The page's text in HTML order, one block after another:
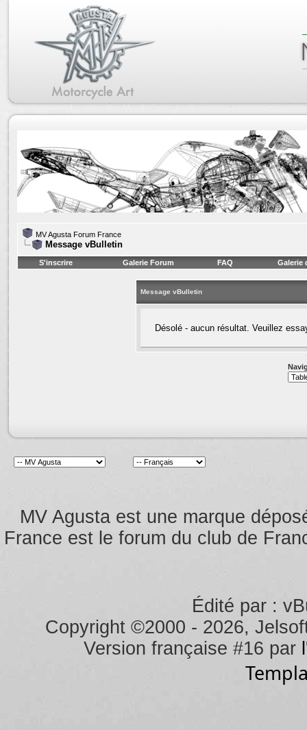
MV Agusta Forum France
Message vBulletin
S'inscrire Galerie Forum FAQ Galerie
Message vBulletin
Désolé - aucun résultat. Veuillez
MV Agusta est une marque
France est le forum du club de
Édité par :
Copyright ©2000 - 2026,
Version française #16 par